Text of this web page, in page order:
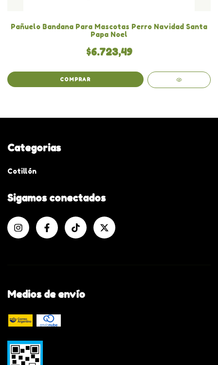
Pañuelo Bandana Para Mascotas Perro Navidad Santa
Papa Noel
$6.723,49
Categorias
Cotillón
Sigamos conectados
Medios de envío